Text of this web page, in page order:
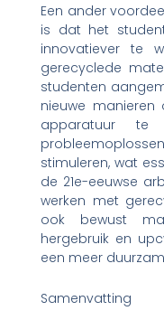
Een ander
is dat het
innovatiever te
gerecyclede
studenten
nieuwe
apparatuur
stimuleren, wat
de 21e-eeuwse
werken met
ook bewust
hergebruik en
een meer
Samenvatting